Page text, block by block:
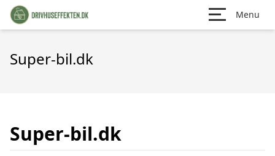
Menu
Super-bil.dk
Super-bil.dk